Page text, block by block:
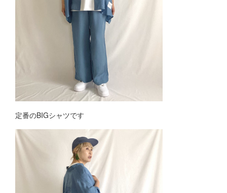
定番のBIGシャツです